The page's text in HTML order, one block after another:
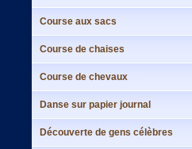
Course aux sacs
Course de chaises
Course de chevaux
Danse sur papier journal
Découverte de gens célèbres